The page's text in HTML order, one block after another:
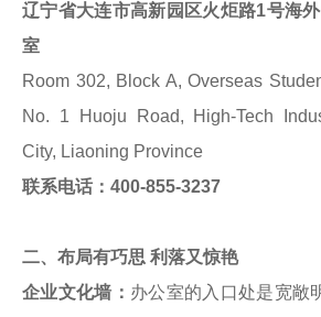
辽宁省大连市高新园区火炬路1号海
室
Room 302, Block A, Overseas
No. 1 Huoju Road, High-Tech
City, Liaoning Province
联系电话：400-855-3237
二、布局有巧思 利落又惊艳
企业文化墙： 办公室的入口处是宽敞